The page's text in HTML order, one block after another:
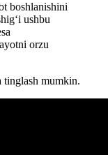
boshlanishini
ushbu
orzu
tinglash mumkin.